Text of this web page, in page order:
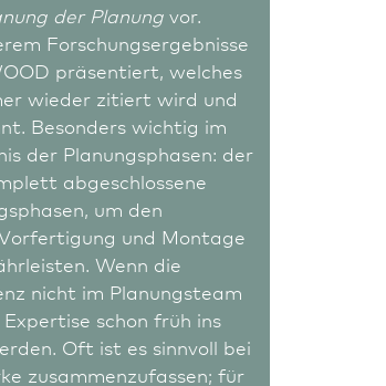
und Naturschutz
Nach­hal­tig­keits­
zu treffen.
Holz­bau ist
Beteiligung
weiter­
hin zu
der Planung vor.
Forschungsergebnisse
präsentiert, welches
wieder zitiert wird und
Besonders wichtig im
der Planungsphasen: der
abgeschlossene
um den
und Montage
Wenn die
nicht im Planungsteam
schon früh ins
Oft ist es sinnvoll bei
zusammenzufassen; für